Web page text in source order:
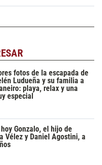
fotos de la escapada de
Ludueña y su familia a
playa, relax y una
especial
Gonzalo, el hijo de
Vélez y Daniel Agostini, a